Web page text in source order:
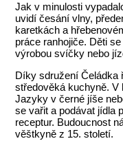
Jak v minulosti
uvidí česání vlny,
karetkách a
práce ranhojiče. Děti
výrobou svíčky nebo
Díky sdružení Čeládka
středověká kuchyně. V
Jazyky v černé jíše
se vařit a podávat jídla
receptur. Budoucnost
věštkyně z 15. století.